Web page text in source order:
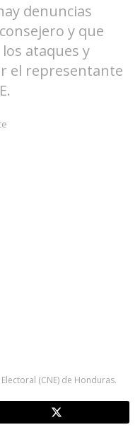
denuncias
y que
ataques y
el representante
(CNE) de Honduras.